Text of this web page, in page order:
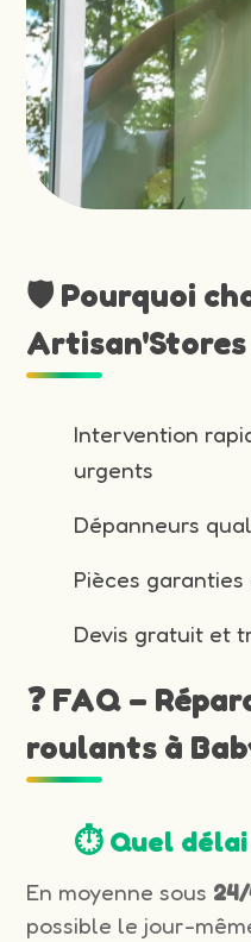
🛡️ Pourquoi
Artisan'Stores
Intervention
urgents
Dépanneurs
Pièces
Devis gratuit et
❓ FAQ –
roulants à
⏱️ Quel délai
En moyenne sous
possible le jour-